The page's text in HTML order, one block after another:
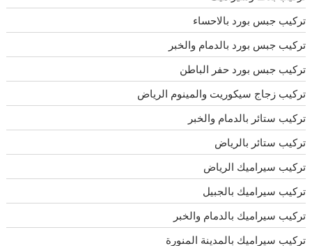
تركيب جبس بورد بالاحساء
تركيب جبس بورد بالدمام والخبر
تركيب جبس بورد حفر الباطن
تركيب زجاج سيكوريت والمينوم الرياض
تركيب ستائر بالدمام والخبر
تركيب ستائر بالرياض
تركيب سيراميك الرياض
تركيب سيراميك بالجبيل
تركيب سيراميك بالدمام والخبر
تركيب سيراميك بالمدينة المنورة